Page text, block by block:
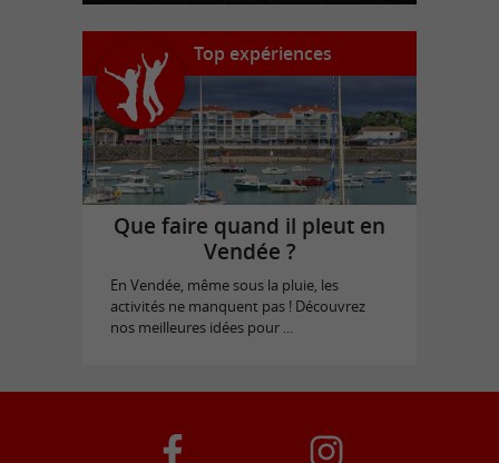
Top expériences
Que faire quand il pleut en
Vendée ?
En Vendée, même sous la pluie, les
activités ne manquent pas ! Découvrez
nos meilleures idées pour ...